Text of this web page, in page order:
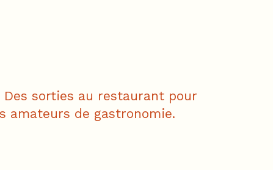
Des sorties au restaurant pour
amateurs de gastronomie.